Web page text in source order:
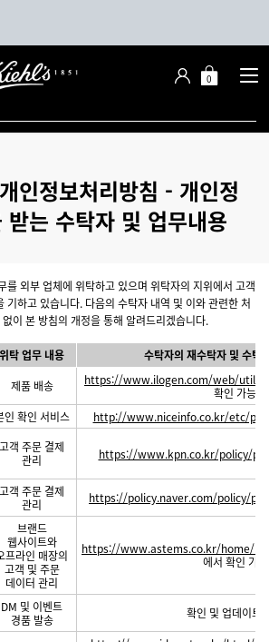
장
니
0
인정보처리방침 - 개인정
받는 수탁자 및 업무내용
를 외부 업체에 위탁하고 있으며 위탁자의 지위에서 고객
기하고 있습니다. 다음의 수탁자 내역 및 이와 관련한 처
이 본 방침의 개정을 통해 알려드리겠습니다.
위탁 업무 내용 수탁자의 재수탁자 및 수탁
제품 배송
https://www.ilogen.com/web/util/
확인 가능
인 확인 서비스
http://www.niceinfo.co.kr/etc/
고객 주문 결제
관리
https://www.kpn.co.kr/policy/
고객 주문 결제
관리
https://policy.naver.com/policy/
브랜드
웹사이트와
프라인 매장의
고객 및 주문
데이터 관리
https://www.astems.co.kr/home/
에서 확인 가능
DM 및 이벤트
경품 발송
확인 및 업데이트